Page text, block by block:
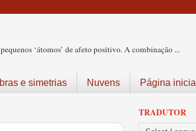
‘átomos’ de afeto positivo. A combinação ...
e simetrias Nuvens Página inicial
TRADUTOR